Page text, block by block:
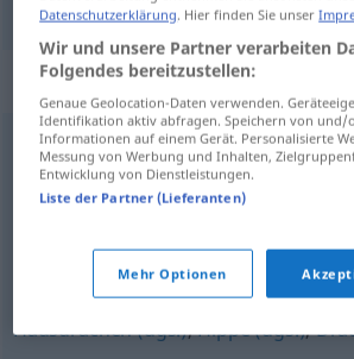
Synonyme für "Furie"
Rachegöttin
(geh., bildungssprachlich),Xanthippe
Giftspritze (ugs.),Kratzbürste
Hausdrachen (ugs.),Hippe (ugs.),
Datenschutzerklärung. Hier finden Sie unser
Wir und unsere Partner verarbeiten
Folgendes bereitzustellen:
Genaue Geolocation-Daten verwenden.
Identifikation aktiv abfragen. Speichern von
Informationen auf einem Gerät. Personalisierte
Messung von Werbung und Inhalten,
Entwicklung von Dienstleistungen.
Liste der Partner (Lieferanten)
Mehr Optionen